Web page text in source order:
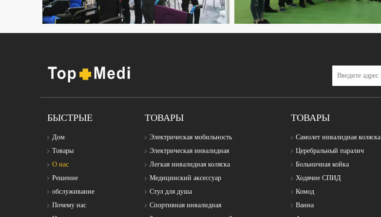
БЫСТРЫЕ
Дом
Товары
О нас
Решение
обслуживание
Почему нас
ТОВАРЫ
Электрическая мобильность
Электрическая инвалидная
Легкая инвалидная коляска
Медицинский аксессуар
Стул для душа
Спортивная инвалидная
ТОВАРЫ
Самолет инвалидная коляска
Церебральный паралич
Больничная койка
Ходячие СПИД
Комод
Ванна